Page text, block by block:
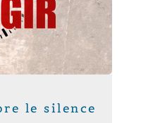
le silence